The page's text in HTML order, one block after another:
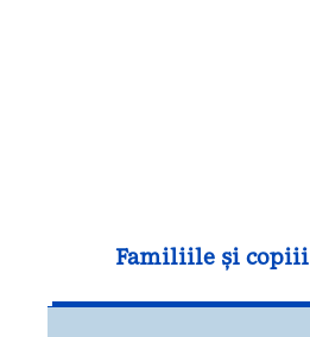
Familiile și copiii